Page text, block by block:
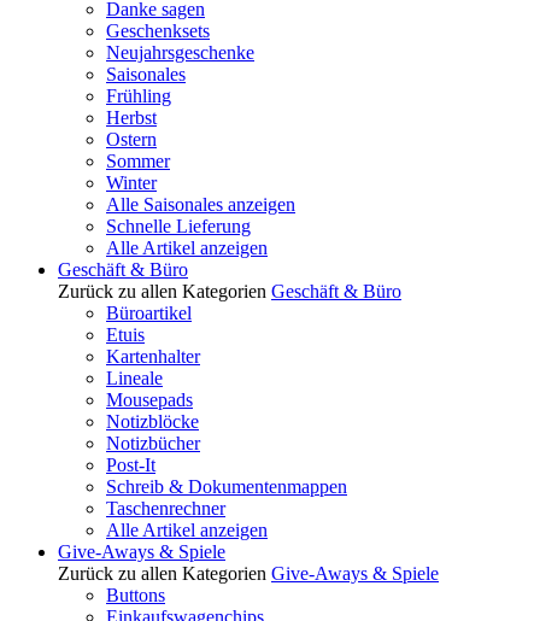
Danke sagen
Geschenksets
Neujahrsgeschenke
Saisonales
Frühling
Herbst
Ostern
Sommer
Winter
Alle Saisonales anzeigen
Schnelle Lieferung
Alle Artikel anzeigen
Geschäft & Büro
Zurück zu allen Kategorien Geschäft & Büro
Büroartikel
Etuis
Kartenhalter
Lineale
Mousepads
Notizblöcke
Notizbücher
Post-It
Schreib & Dokumentenmappen
Taschenrechner
Alle Artikel anzeigen
Give-Aways & Spiele
Zurück zu allen Kategorien Give-Aways & Spiele
Buttons
Einkaufswagenchips